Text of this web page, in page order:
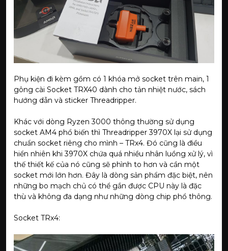
Phụ kiện đi kèm gồm có 1 khóa mở socket trên main, 1
gông cài Socket TRX40 dành cho tản nhiệt nước, sách
hướng dẫn và sticker Threadripper.
Khác với dòng Ryzen 3000 thông thường sử dụng
socket AM4 phổ biến thì Threadripper 3970X lại sử dụng
chuẩn socket riêng cho mình – TRx4. Đó cũng là điều
hiển nhiên khi 3970X chứa quá nhiều nhân luồng xử lý, vì
thế thiết kế của nó cũng sẽ phình to hơn và cần một
socket mới lớn hơn. Đây là dòng sản phẩm đặc biệt, nên
những bo mạch chủ có thể gắn được CPU này là đặc
thù và không đa dạng như những dòng chip phổ thông.
Socket TRx4: